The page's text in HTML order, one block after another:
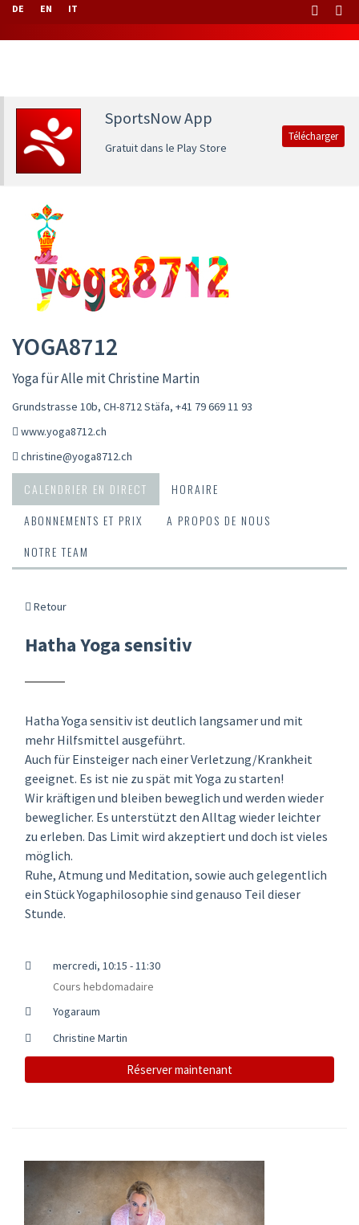
DE EN IT
SportsNow App
Gratuit dans le Play Store
Télécharger
YOGA8712
Yoga für Alle mit Christine Martin
Grundstrasse 10b, CH-8712 Stäfa, +41 79 669 11 93
www.yoga8712.ch
christine@yoga8712.ch
CALENDRIER EN DIRECT
HORAIRE
ABONNEMENTS ET PRIX
A PROPOS DE NOUS
NOTRE TEAM
Retour
Hatha Yoga sensitiv
Hatha Yoga sensitiv ist deutlich langsamer und mit
mehr Hilfsmittel ausgeführt.
Auch für Einsteiger nach einer Verletzung/Krankheit
geeignet. Es ist nie zu spät mit Yoga zu starten!
Wir kräftigen und bleiben beweglich und werden wieder
beweglicher. Es unterstützt den Alltag wieder leichter
zu erleben. Das Limit wird akzeptiert und doch ist vieles
möglich.
Ruhe, Atmung und Meditation, sowie auch gelegentlich
ein Stück Yogaphilosophie sind genauso Teil dieser
Stunde.
mercredi, 10:15 - 11:30
Cours hebdomadaire
Yogaraum
Christine Martin
Réserver maintenant